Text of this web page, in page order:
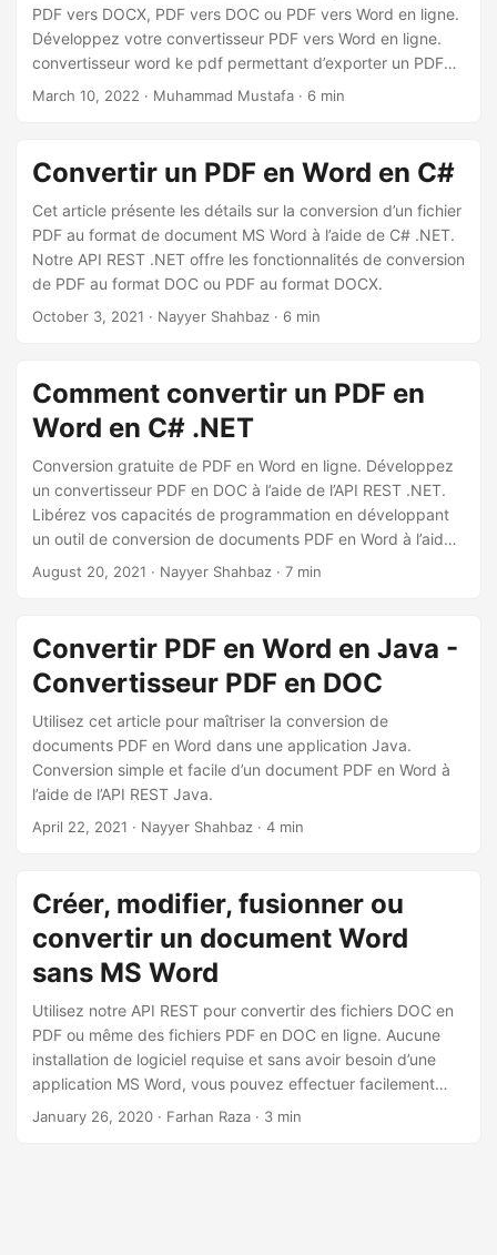
PDF vers DOCX, PDF vers DOC ou PDF vers Word en ligne.
Développez votre convertisseur PDF vers Word en ligne.
convertisseur word ke pdf permettant d’exporter un PDF
vers Word
March 10, 2022 · Muhammad Mustafa · 6 min
Convertir un PDF en Word en C#
Cet article présente les détails sur la conversion d’un fichier
PDF au format de document MS Word à l’aide de C# .NET.
Notre API REST .NET offre les fonctionnalités de conversion
de PDF au format DOC ou PDF au format DOCX.
October 3, 2021 · Nayyer Shahbaz · 6 min
Comment convertir un PDF en
Word en C# .NET
Conversion gratuite de PDF en Word en ligne. Développez
un convertisseur PDF en DOC à l’aide de l’API REST .NET.
Libérez vos capacités de programmation en développant
un outil de conversion de documents PDF en Word à l’aide
du SDK Cloud .NET.
August 20, 2021 · Nayyer Shahbaz · 7 min
Convertir PDF en Word en Java -
Convertisseur PDF en DOC
Utilisez cet article pour maîtriser la conversion de
documents PDF en Word dans une application Java.
Conversion simple et facile d’un document PDF en Word à
l’aide de l’API REST Java.
April 22, 2021 · Nayyer Shahbaz · 4 min
Créer, modifier, fusionner ou
convertir un document Word
sans MS Word
Utilisez notre API REST pour convertir des fichiers DOC en
PDF ou même des fichiers PDF en DOC en ligne. Aucune
installation de logiciel requise et sans avoir besoin d’une
application MS Word, vous pouvez effectuer facilement
une conversion DOC/DOCX en PDF.
January 26, 2020 · Farhan Raza · 3 min